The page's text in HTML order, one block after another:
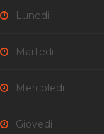
Lunedi
Martedi
Mercoledi
Giovedi